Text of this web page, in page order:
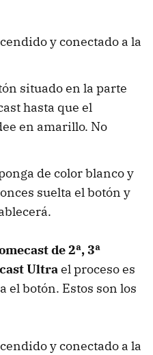
y conectado a la
situado en la parte
hasta que el
en amarillo. No
de color blanco y
suelta el botón y
de 2ª, 3ª
Ultrael proceso es
el botón. Estos son los
y conectado a la